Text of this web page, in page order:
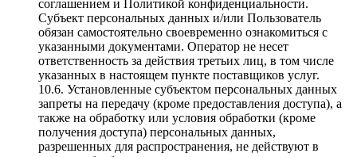
соглашением и Политикой конфиденциальности.
Субъект персональных данных и/или Пользователь
обязан самостоятельно своевременно ознакомиться с
указанными документами. Оператор не несет
ответственность за действия третьих лиц, в том числе
указанных в настоящем пункте поставщиков услуг.
10.6. Установленные субъектом персональных данных
запреты на передачу (кроме предоставления доступа), а
также на обработку или условия обработки (кроме
получения доступа) персональных данных,
разрешенных для распространения, не действуют в